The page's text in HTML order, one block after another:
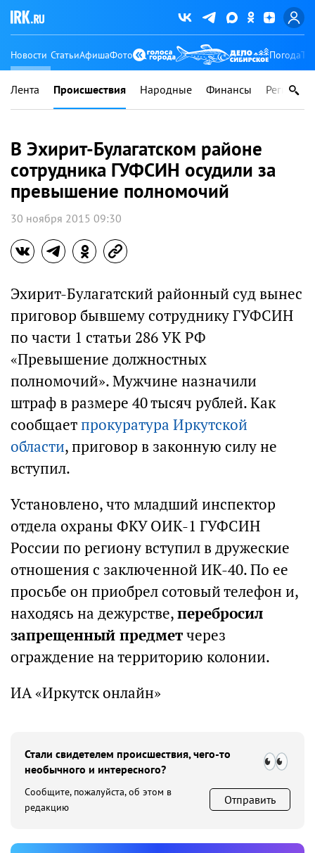
Новости СтатьиАфишаФото Погода
Лента Происшествия Народные Финансы Регионы
В Эхирит-Булагатском районе
сотрудника ГУФСИН осудили за
превышение полномочий
30 ноября 2015 09:30
Эхирит-Булагатский районный суд вынес
приговор бывшему сотруднику ГУФСИН
по части 1 статьи 286 УК РФ
«Превышение должностных
полномочий». Мужчине назначили
штраф в размере 40 тысяч рублей. Как
сообщаетпрокуратура Иркутской
области, приговор в законную силу не
вступил.
Установлено, что младший инспектор
отдела охраны ФКУ ОИК-1 ГУФСИН
России по региону вступил в дружеские
отношения с заключенной ИК-40. По ее
просьбе он приобрел сотовый телефон и,
находясь на дежурстве,перебросил
запрещенный предметчерез
ограждение на территорию колонии.
ИА «Иркутск онлайн»
Стали свидетелем происшествия, чего-то
необычного и интересного?
Сообщите, пожалуйста, об этом в
редакцию
Отправить